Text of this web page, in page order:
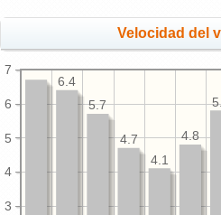
Velocidad del
3
4
5
6
7
4.8
4.1
4.7
5.7
6.4